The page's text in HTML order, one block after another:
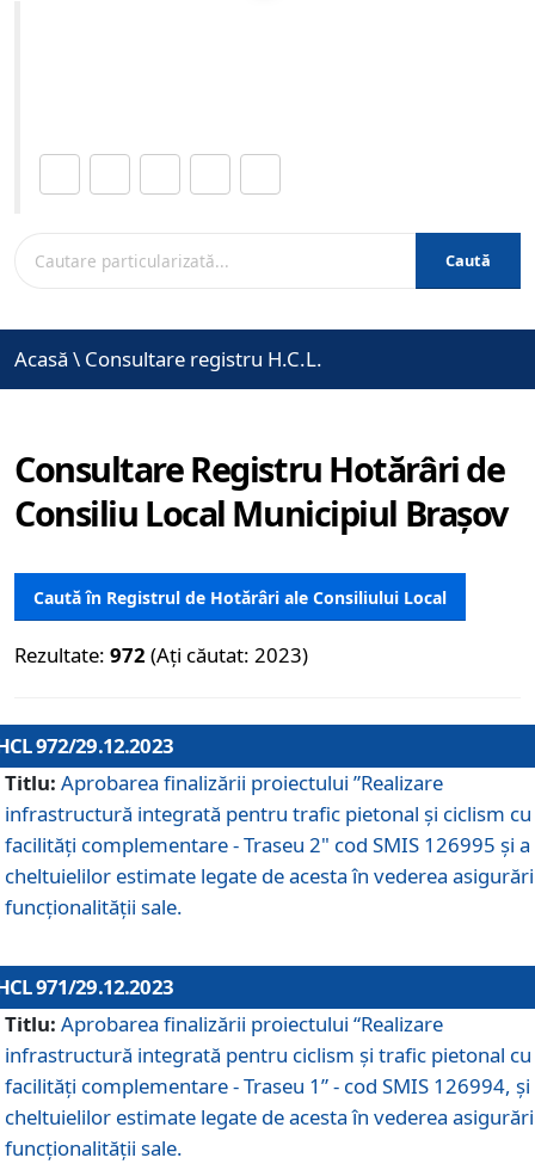
Caută
Acasă \ Consultare registru H.C.L.
Consultare Registru Hotărâri de
Consiliu Local Municipiul Brașov
Caută în Registrul de Hotărâri ale Consiliului Local
Rezultate: 972 (Ați căutat: 2023)
972/29.12.2023
Titlu: Aprobarea finalizării proiectului ”Realizare
infrastructură integrată pentru trafic pietonal și ciclism cu
facilități complementare - Traseu 2" cod SMIS 126995 și a
cheltuielilor estimate legate de acesta în vederea
funcționalității sale.
971/29.12.2023
Titlu: Aprobarea finalizării proiectului “Realizare
infrastructură integrată pentru ciclism şi trafic pietonal cu
facilităţi complementare - Traseu 1” - cod SMIS 126994, și
cheltuielilor estimate legate de acesta în vederea
funcționalității sale.